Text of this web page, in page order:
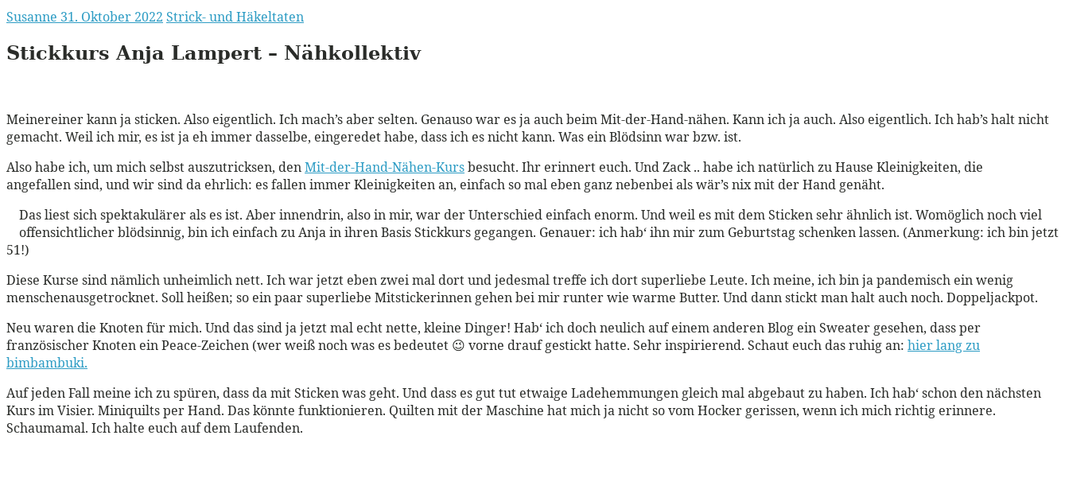
Susanne 31. Oktober 2022 Strick- und Häkeltaten
Stickkurs Anja Lampert – Nähkollektiv
Meinereiner kann ja sticken. Also eigentlich. Ich mach’s aber selten. Genauso war es ja auch beim Mit-der-Hand-nähen. Kann ich ja auch. Also eigentlich. Ich hab’s halt nicht
gemacht. Weil ich mir, es ist ja eh immer dasselbe, eingeredet habe, dass ich es nicht kann. Was ein Blödsinn war bzw. ist.
Also habe ich, um mich selbst auszutricksen, denMit-der-Hand-Nähen-Kursbesucht. Ihr erinnert euch. Und Zack .. habe ich natürlich zu Hause Kleinigkeiten, die
angefallen sind, und wir sind da ehrlich: es fallen immer Kleinigkeiten an, einfach so mal eben ganz nebenbei als wär’s nix mit der Hand genäht.
Das liest sich spektakulärer als es ist. Aber innendrin, also in mir, war der Unterschied einfach enorm. Und weil es mit dem Sticken sehr ähnlich ist. Womöglich noch viel
offensichtlicher blödsinnig, bin ich einfach zu Anja in ihren Basis Stickkurs gegangen. Genauer: ich hab‘ ihn mir zum Geburtstag schenken lassen. (Anmerkung: ich bin jetzt
51!)
Diese Kurse sind nämlich unheimlich nett. Ich war jetzt eben zwei mal dort und jedesmal treffe ich dort superliebe Leute. Ich meine, ich bin ja pandemisch ein wenig
menschenausgetrocknet. Soll heißen; so ein paar superliebe Mitstickerinnen gehen bei mir runter wie warme Butter. Und dann stickt man halt auch noch. Doppeljackpot.
Neu waren die Knoten für mich. Und das sind ja jetzt mal echt nette, kleine Dinger! Hab‘ ich doch neulich auf einem anderen Blog ein Sweater gesehen, dass per
französischer Knoten ein Peace-Zeichen (wer weiß noch was es bedeutet 😉 vorne drauf gestickt hatte. Sehr inspirierend. Schaut euch das ruhig an: hier lang zu
bimbambuki.
Auf jeden Fall meine ich zu spüren, dass da mit Sticken was geht. Und dass es gut tut etwaige Ladehemmungen gleich mal abgebaut zu haben. Ich hab‘ schon den nächsten
Kurs im Visier. Miniquilts per Hand. Das könnte funktionieren. Quilten mit der Maschine hat mich ja nicht so vom Hocker gerissen, wenn ich mich richtig erinnere.
Schaumamal. Ich halte euch auf dem Laufenden.